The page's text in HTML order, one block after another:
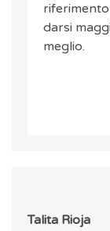
darsi
meglio.
Talita Rioja